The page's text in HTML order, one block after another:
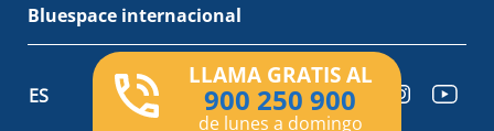
LLAMA GRATIS AL
900 250 900
de lunes a domingo
Bluespace internacional
ES